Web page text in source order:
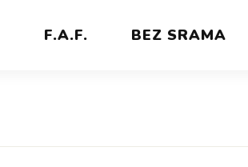
F.A.F. BEZ SRAMA